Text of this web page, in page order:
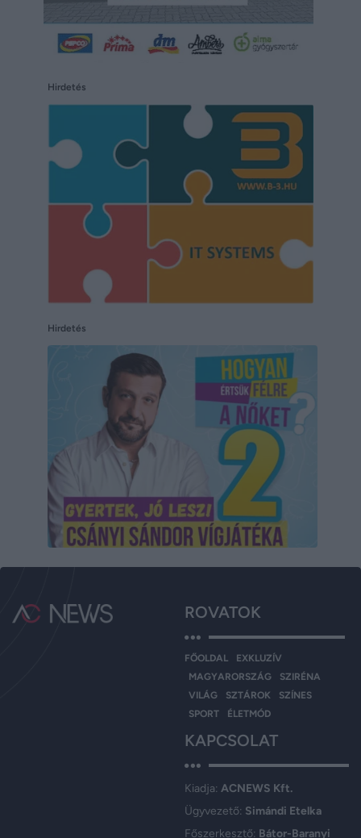
Hirdetés
Hirdetés
ROVATOK
FŐOLDAL
EXKLUZÍV
MAGYARORSZÁG
SZIRÉNA
VILÁG
SZTÁROK
SZÍNES
SPORT
ÉLETMÓD
KAPCSOLAT
Kiadja: ACNEWS Kft.
Ügyvezető: Simándi Etelka
Főszerkesztő: Bátor-Baranyi